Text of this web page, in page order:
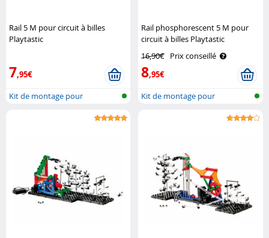
Rail 5 M pour circuit à billes
Playtastic
7,95€
Kit de montage pour
Rail phosphorescent 5 M pour
circuit à billes Playtastic
16,90€ Prix conseillé
8,95€
Kit de montage pour